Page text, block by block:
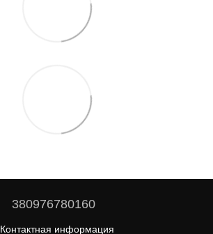
380976780160
Контактная информация